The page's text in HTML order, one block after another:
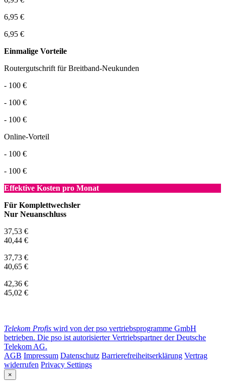
6,95 €
6,95 €
Einmalige Vorteile
Routergutschrift für Breitband-Neukunden
- 100 €
- 100 €
- 100 €
Online-Vorteil
- 100 €
- 100 €
Effektive Kosten pro Monat
Für Komplettwechsler
Nur Neuanschluss
37,53 €
40,44 €
37,73 €
40,65 €
42,36 €
45,02 €
Telekom Profis wird von der pso vertriebsprogramme GmbH
betrieben. Die pso ist autorisierter Vertriebspartner der Deutsche
Telekom AG.
AGB Impressum Datenschutz Barrierefreiheitserklärung Vertrag
widerrufen Privacy Settings
×